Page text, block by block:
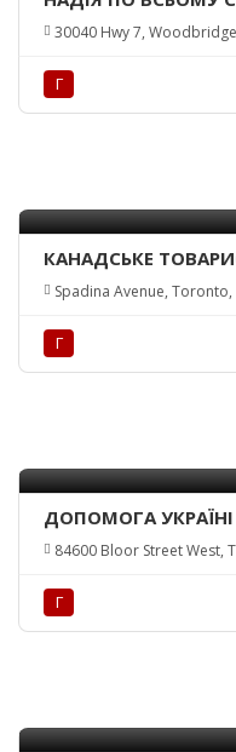
UKRAINE
30040 Hwy 7,
Г
КАНАДСЬКЕ
ВІДДІЛ ТОРОНТО/
UKRAINE – TORONTO
Spadina Avenue, Toronto,
Г
ДОПОМОГА УКРАЇНІ –
THE CHILDREN
84600 Bloor Street West,
Г